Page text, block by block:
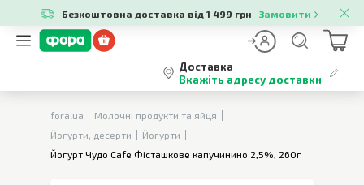
Безкоштовна доставка від 1 499 грн Замовити
Доставка
Вкажіть адресу доставки
fora.ua
Молочні продукти та яйця
Йогурти, десерти
Йогурти
Йогурт Чудо Cafe Фісташкове капучинино 2,5%, 260г